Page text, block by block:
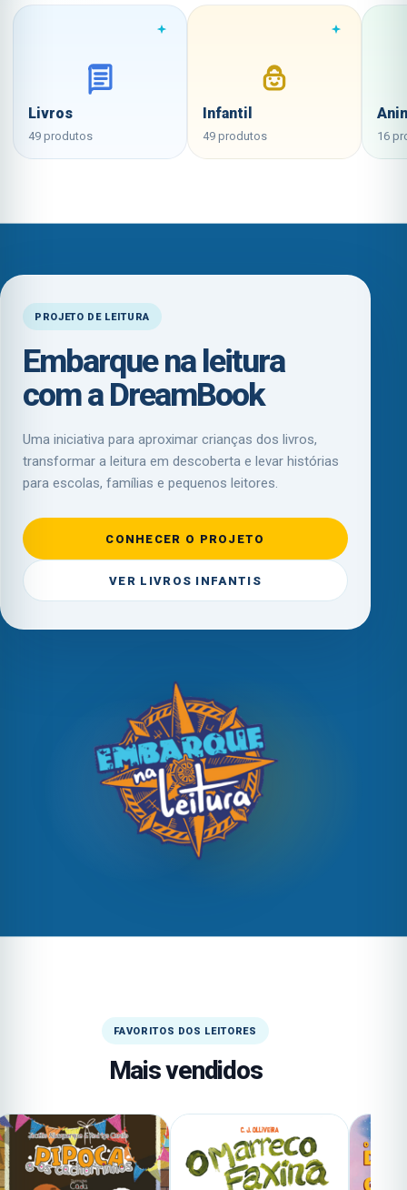
Livros
49 produtos
Infantil
49 produtos 16
PROJETO DE LEITURA
Embarque na leitura
com a DreamBook
Uma iniciativa para aproximar crianças dos livros,
transformar a leitura em descoberta e levar histórias
para escolas, famílias e pequenos leitores.
CONHECER O PROJETO
VER LIVROS INFANTIS
FAVORITOS DOS LEITORES
Mais vendidos